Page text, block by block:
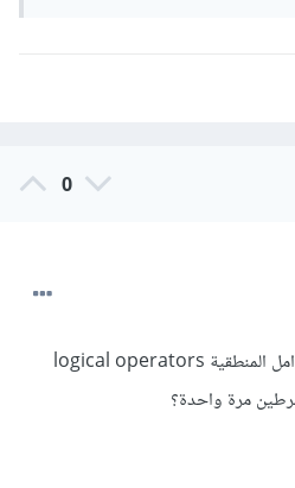
0
لما لا تقوم مباشرة باستعمال العوامل المنطقية logical operators
مرة واحدة؟